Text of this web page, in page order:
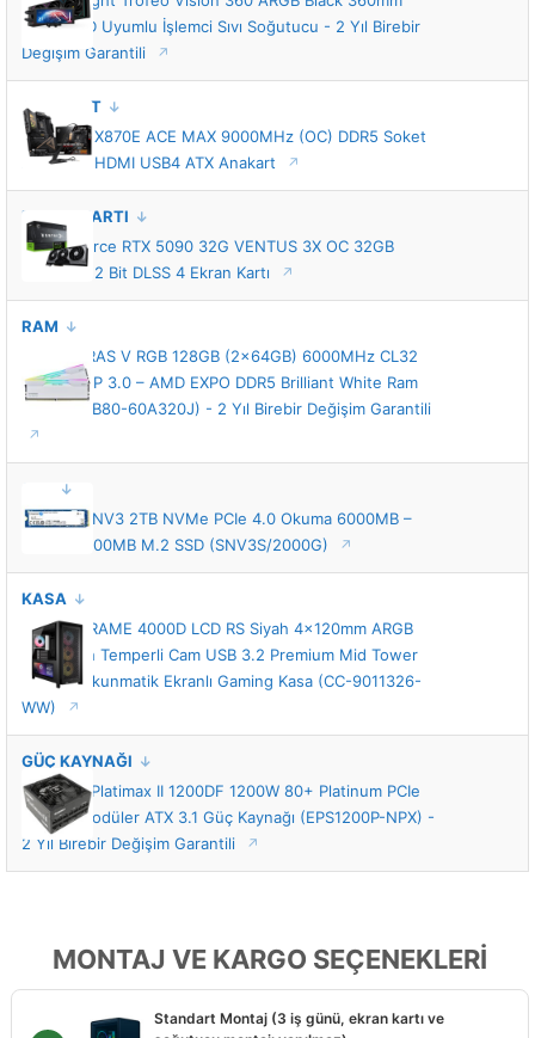
Intel-AMD Uyumlu İşlemci Sıvı Soğutucu - 2 Yıl Birebir
Değişim Garantili
ANAKART
MSI MEG X870E ACE MAX 9000MHz (OC) DDR5 Soket
AM5 M.2 HDMI USB4 ATX Anakart
EKRAN KARTI
MSI GeForce RTX 5090 32G VENTUS 3X OC 32GB
GDDR7 512 Bit DLSS 4 Ekran Kartı
RAM
KLEVV CRAS V RGB 128GB (2x64GB) 6000MHz CL32
INTEL XMP 3.0 – AMD EXPO DDR5 Brilliant White Ram
(KD5CGUB80-60A320J) - 2 Yıl Birebir Değişim Garantili
Kingston NV3 2TB NVMe PCIe 4.0 Okuma 6000MB –
Yazma 5000MB M.2 SSD (SNV3S/2000G)
KASA
Corsair FRAME 4000D LCD RS Siyah 4x120mm ARGB
Fan Mesh Temperli Cam USB 3.2 Premium Mid Tower
E-ATX Dokunmatik Ekranlı Gaming Kasa (CC-9011326-
WW)
GÜÇ KAYNAĞI
Enermax Platimax II 1200DF 1200W 80+ Platinum PCIe
5.1 Full Modüler ATX 3.1 Güç Kaynağı (EPS1200P-NPX) -
2 Yıl Birebir Değişim Garantili
MONTAJ VE KARGO SEÇENEKLERİ
Standart Montaj (3 iş günü, ekran kartı ve